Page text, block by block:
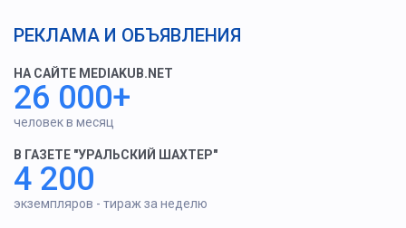
РЕКЛАМА И ОБЪЯВЛЕНИЯ
НА САЙТЕ MEDIAKUB.NET
26 000+
человек в месяц
В ГАЗЕТЕ "УРАЛЬСКИЙ ШАХТЕР"
4 200
экземпляров - тираж за неделю